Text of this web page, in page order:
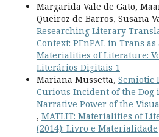
Margarida Vale de Gato,
Queiroz de Barros, Susana
Researching Literary
Context: PEnPAL in Trans
Materialities of Literature:
Literários Digitais 1
Mariana Mussetta, Semiotic
Curious Incident of the Dog
Narrative Power of the
, MATLIT: Materialities of
(2014): Livro e Materialidade